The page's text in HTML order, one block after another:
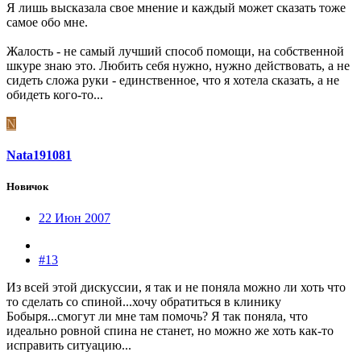
Я лишь высказала свое мнение и каждый может сказать тоже
самое обо мне.
Жалость - не самый лучший способ помощи, на собственной
шкуре знаю это. Любить себя нужно, нужно действовать, а не
сидеть сложа руки - единственное, что я хотела сказать, а не
обидеть кого-то...
N
Nata191081
Новичок
22 Июн 2007
#13
Из всей этой дискуссии, я так и не поняла можно ли хоть что
то сделать со спиной...хочу обратиться в клинику
Бобыря...смогут ли мне там помочь? Я так поняла, что
идеально ровной спина не станет, но можно же хоть как-то
исправить ситуацию...